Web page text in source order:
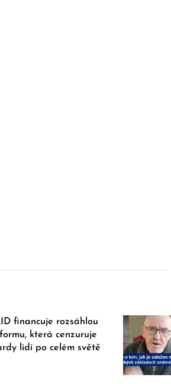
financuje rozsáhlou
která cenzuruje
lidí po celém světě